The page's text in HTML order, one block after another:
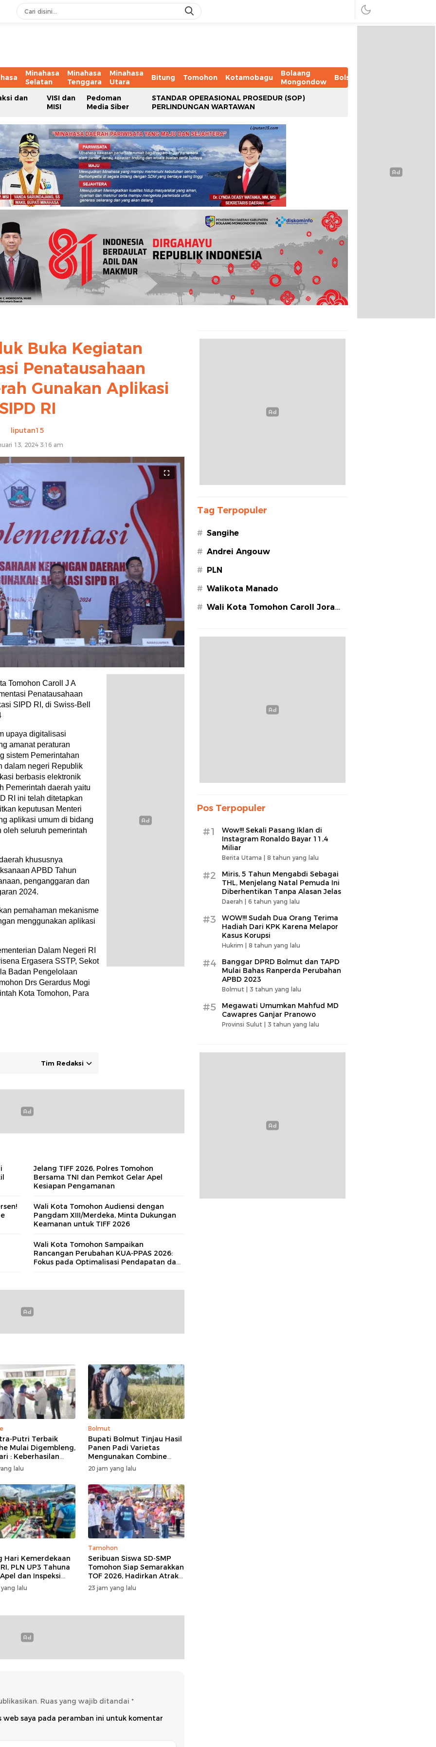
Minahasa
Selatan
Minahasa
Tenggara
Minahasa
Utara
Bitung Tomohon Kotamobagu
Bolaang
Mongondow
Bolsel
dan
VISI dan
MISI
Pedoman
Media Siber
STANDAR OPERASIONAL PROSEDUR (SOP)
PERLINDUNGAN WARTAWAN
Buka Kegiatan
Penatausahaan
Gunakan Aplikasi
RI
liputan15
13, 2024 3:16 am
Tomohon Caroll J A
Penatausahaan
SIPD RI, di Swiss-Bell
upaya digitalisasi
amanat peraturan
sistem Pemerintahan
dalam negeri Republik
berbasis elektronik
Pemerintah daerah yaitu
RI ini telah ditetapkan
keputusan Menteri
aplikasi umum di bidang
seluruh pemerintah
khususnya
APBD Tahun
penganggaran dan
2024.
pemahaman mekanisme
menggunakan aplikasi
Dalam Negeri RI
Ergasera SSTP, Sekot
Badan Pengelolaan
Drs Gerardus Mogi
Kota Tomohon, Para
Tim Redaksi
Jelang TIFF 2026, Polres Tomohon
Bersama TNI dan Pemkot Gelar Apel
Kesiapan Pengamanan
Wali Kota Tomohon Audiensi dengan
Pangdam XIII/Merdeka, Minta Dukungan
Keamanan untuk TIFF 2026
Wali Kota Tomohon Sampaikan
Rancangan Perubahan KUA-PPAS 2026:
Fokus pada Optimalisasi Pendapatan dan
Putri Terbaik
Mulai Digembleng,
: Keberhasilan
Bukan Garis Akhir
Dari Proses
lalu
Bolmut
Bupati Bolmut Tinjau Hasil
Panen Padi Varietas
Mengunakan Combine
Harvester
20 jam yang lalu
Hari Kemerdekaan
PLN UP3 Tahuna
dan Inspeksi
Guna Pastikan
Listrik
lalu
Tamohon
Seribuan Siswa SD-SMP
Tomohon Siap Semarakkan
TOF 2026, Hadirkan Atraksi
Kolosal dan Harmoni Seni
Budaya
23 jam yang lalu
Ruas yang wajib ditandai *
web saya pada peramban ini untuk komentar
Tag Terpopuler
# Sangihe
# Andrei Angouw
# PLN
# Walikota Manado
# Wali Kota Tomohon Caroll Joram
Pos Terpopuler
#1
Wow!!! Sekali Pasang Iklan di
Instagram Ronaldo Bayar 11,4
Miliar
Berita Utama | 8 tahun yang lalu
#2
Miris, 5 Tahun Mengabdi Sebagai
THL, Menjelang Natal Pemuda Ini
Diberhentikan Tanpa Alasan Jelas
Daerah | 6 tahun yang lalu
#3
WOW!!! Sudah Dua Orang Terima
Hadiah Dari KPK Karena Melapor
Kasus Korupsi
Hukrim | 8 tahun yang lalu
#4
Banggar DPRD Bolmut dan TAPD
Mulai Bahas Ranperda Perubahan
APBD 2023
Bolmut | 3 tahun yang lalu
#5
Megawati Umumkan Mahfud MD
Cawapres Ganjar Pranowo
Provinsi Sulut | 3 tahun yang lalu